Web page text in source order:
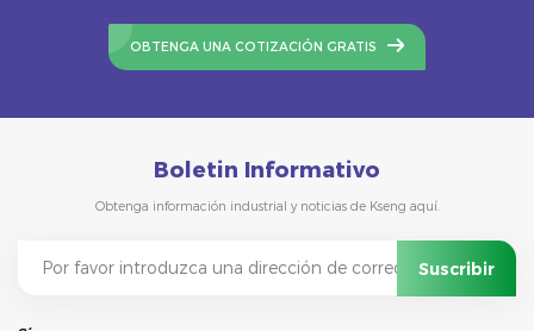
OBTENGA UNA COTIZACIÓN GRATIS
Boletin Informativo
Obtenga información industrial y noticias de Kseng aquí.